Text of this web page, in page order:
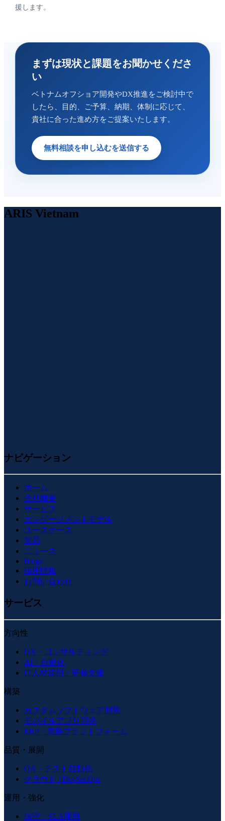
援します。
まずは現状と課題をお聞かせくださ
い
ベトナムオフショア開発やDX推進をご検討中で
したら、目的、ご予算、納期、体制に応じて、
貴社に合った進め方をご提案いたします。
無料相談を申し込むを送信する
ARIS Vietnam
ナビゲーション
ホーム
会社概要
サービス
エンゲージメントモデル
ユースケース
製品
ニュース
Blogs
採用情報
お問い合わせ
サービス
方向性
DX・コンサルティング
AI・自動化
IT人材採用・研修支援
構築
カスタムソフトウェア開発
モバイルアプリ開発
ERP・業務プラットフォーム
品質・展開
QA・テスト自動化
クラウド / DevSecOps
運用・強化
保守・SLA運用